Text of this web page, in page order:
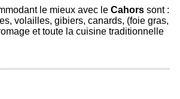
le mieux avec le Cahors sont :
volailles, gibiers, canards, (foie gras,
et toute la cuisine traditionnelle